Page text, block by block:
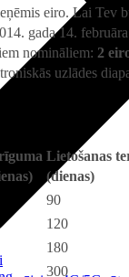
eiro. Lai Tev
gada 14.
nomināliem: 2
uzlādes
Lietošanas
(dienas)
90
120
180
300